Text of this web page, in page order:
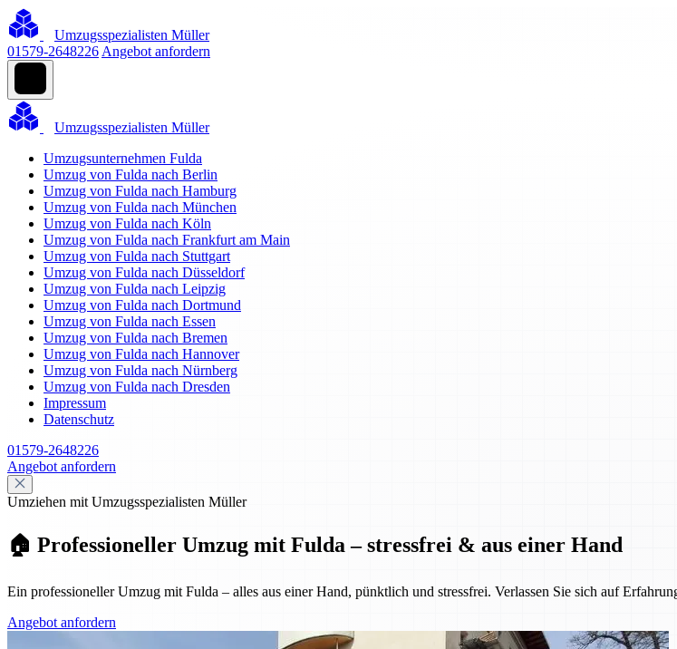
Umzugsspezialisten Müller
01579-2648226 Angebot anfordern
Umzugsspezialisten Müller
Umzugsunternehmen Fulda
Umzug von Fulda nach Berlin
Umzug von Fulda nach Hamburg
Umzug von Fulda nach München
Umzug von Fulda nach Köln
Umzug von Fulda nach Frankfurt am Main
Umzug von Fulda nach Stuttgart
Umzug von Fulda nach Düsseldorf
Umzug von Fulda nach Leipzig
Umzug von Fulda nach Dortmund
Umzug von Fulda nach Essen
Umzug von Fulda nach Bremen
Umzug von Fulda nach Hannover
Umzug von Fulda nach Nürnberg
Umzug von Fulda nach Dresden
Impressum
Datenschutz
01579-2648226
Angebot anfordern
Umziehen mit Umzugsspezialisten Müller
🏠 Professioneller Umzug mit Fulda – stressfrei & aus einer Hand
Ein professioneller Umzug mit Fulda – alles aus einer Hand, pünktlich und stressfrei. Verlassen Sie sich auf
Angebot anfordern